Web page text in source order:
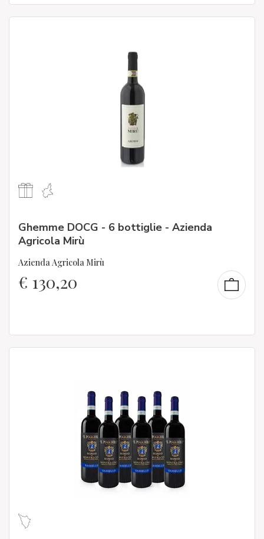
Ghemme DOCG - 6 bottiglie - Azienda
Agricola Mirù
Azienda Agricola Mirù
€ 130,20